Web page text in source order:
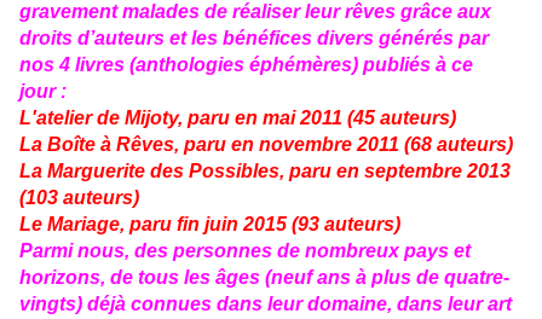
gravement malades de réaliser leur rêves grâce aux
droits d’auteurs et les bénéfices divers générés par
nos 4 livres (anthologies éphémères) publiés à ce
jour :
L'atelier de Mijoty, paru en mai 2011 (45 auteurs)
La Boîte à Rêves, paru en novembre 2011 (68 auteurs)
La Marguerite des Possibles, paru en septembre 2013
(103 auteurs)
Le Mariage, paru fin juin 2015 (93 auteurs)
Parmi nous, des personnes de nombreux pays et
horizons, de tous les âges (neuf ans à plus de quatre-
vingts) déjà connues dans leur domaine, dans leur art